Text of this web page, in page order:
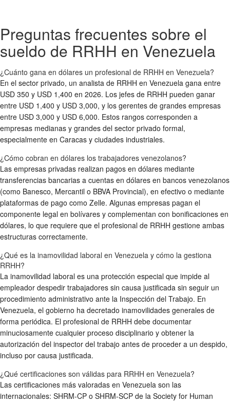
Preguntas frecuentes sobre el
sueldo de RRHH en Venezuela
¿Cuánto gana en dólares un profesional de RRHH en Venezuela?
En el sector privado, un analista de RRHH en Venezuela gana entre
USD 350 y USD 1,400 en 2026. Los jefes de RRHH pueden ganar
entre USD 1,400 y USD 3,000, y los gerentes de grandes empresas
entre USD 3,000 y USD 6,000. Estos rangos corresponden a
empresas medianas y grandes del sector privado formal,
especialmente en Caracas y ciudades industriales.
¿Cómo cobran en dólares los trabajadores venezolanos?
Las empresas privadas realizan pagos en dólares mediante
transferencias bancarias a cuentas en dólares en bancos venezolanos
(como Banesco, Mercantil o BBVA Provincial), en efectivo o mediante
plataformas de pago como Zelle. Algunas empresas pagan el
componente legal en bolívares y complementan con bonificaciones en
dólares, lo que requiere que el profesional de RRHH gestione ambas
estructuras correctamente.
¿Qué es la inamovilidad laboral en Venezuela y cómo la gestiona
RRHH?
La inamovilidad laboral es una protección especial que impide al
empleador despedir trabajadores sin causa justificada sin seguir un
procedimiento administrativo ante la Inspección del Trabajo. En
Venezuela, el gobierno ha decretado inamovilidades generales de
forma periódica. El profesional de RRHH debe documentar
minuciosamente cualquier proceso disciplinario y obtener la
autorización del inspector del trabajo antes de proceder a un despido,
incluso por causa justificada.
¿Qué certificaciones son válidas para RRHH en Venezuela?
Las certificaciones más valoradas en Venezuela son las
internacionales: SHRM-CP o SHRM-SCP de la Society for Human